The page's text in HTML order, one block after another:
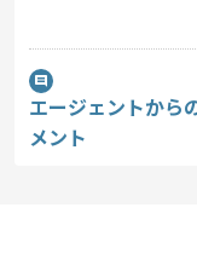
エージェントから
メント